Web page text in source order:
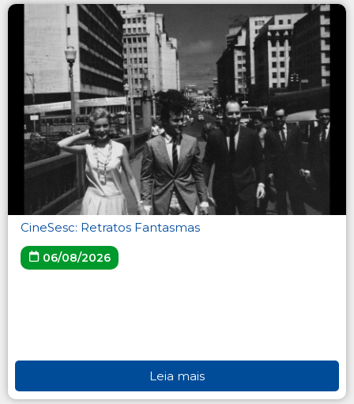
CineSesc: Retratos Fantasmas
06/08/2026
Leia mais